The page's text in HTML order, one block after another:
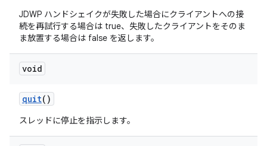
JDWP ハンドシェイクが失敗した場合にクライアントへの接
続を再試行する場合は true、失敗したクライアントをそのま
ま放置する場合は false を返します。
void
quit()
スレッドに停止を指示します。